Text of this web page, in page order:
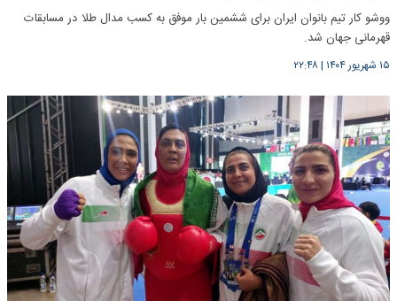
ووشو کار تیم بانوان ایران برای ششمین بار موفق به کسب مدال طلا در مسابقات
قهرمانی جهان شد.
۱۵ شهریور ۱۴۰۴ |۲۲:۴۸